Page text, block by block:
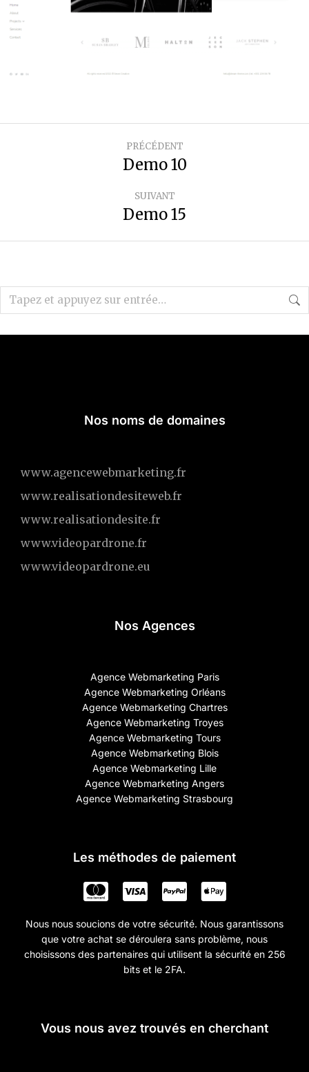
PRÉCÉDENT
Demo 10
SUIVANT
Demo 15
Nos noms de domaines
www.agencewebmarketing.fr
www.realisationdesiteweb.fr
www.realisationdesite.fr
www.videopardrone.fr
www.videopardrone.eu
Nos Agences
Agence Webmarketing Paris
Agence Webmarketing Orléans
Agence Webmarketing Chartres
Agence Webmarketing Troyes
Agence Webmarketing Tours
Agence Webmarketing Blois
Agence Webmarketing Lille
Agence Webmarketing Angers
Agence Webmarketing Strasbourg
Les méthodes de paiement
Nous nous soucions de votre sécurité. Nous garantissons
que votre achat se déroulera sans problème, nous
choisissons des partenaires qui utilisent la sécurité en 256
bits et le 2FA.
Vous nous avez trouvés en cherchant